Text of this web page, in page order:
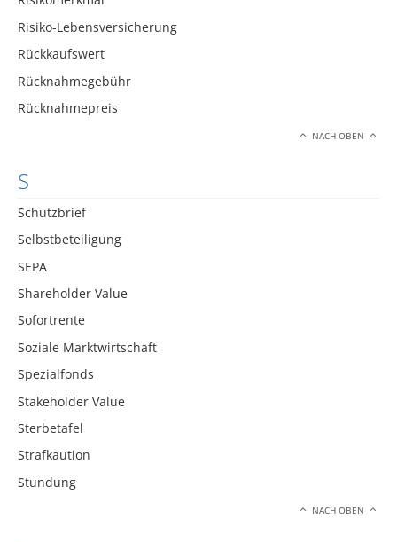
Risiko-Lebensversicherung
Rückkaufswert
Rücknahmegebühr
Rücknahmepreis
NACH OBEN
S
Schutzbrief
Selbstbeteiligung
SEPA
Shareholder Value
Sofortrente
Soziale Marktwirtschaft
Spezialfonds
Stakeholder Value
Sterbetafel
Strafkaution
Stundung
NACH OBEN